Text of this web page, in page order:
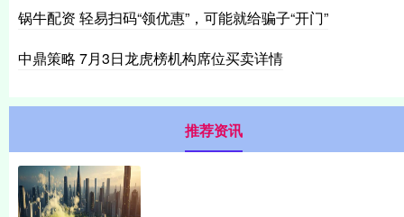
锅牛配资 轻易扫码“领优惠”，可能就给骗子“开门”
中鼎策略 7月3日龙虎榜机构席位买卖详情
推荐资讯